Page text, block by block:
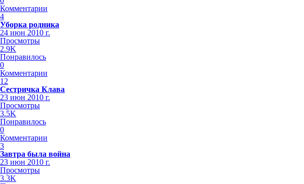
Комментарии
4
Уборка родника
24 июн 2010 г.
Просмотры
2.9K
Понравилось
0
Комментарии
12
Сестричка Клава
23 июн 2010 г.
Просмотры
3.5K
Понравилось
0
Комментарии
3
Завтра была война
23 июн 2010 г.
Просмотры
3.3K